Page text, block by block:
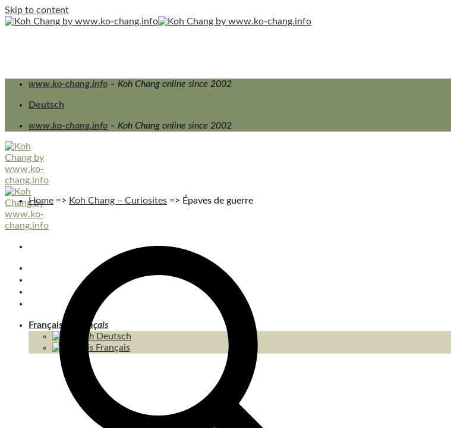
Skip to content
www.ko-chang.info – Koh Chang online since 2002
Deutsch
www.ko-chang.info – Koh Chang online since 2002
KOH KOOD & ÎLES
THAÏLANDE
CONTENU / SITEMAP
Français
Deutsch
Français
Home => Koh Chang – Curiosites => Épaves de guerre